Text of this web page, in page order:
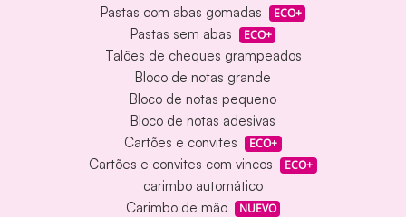
Pastas com abas gomadas ECO+
Pastas sem abas ECO+
Talões de cheques grampeados
Bloco de notas grande
Bloco de notas pequeno
Bloco de notas adesivas
Cartões e convites
ECO+
Cartões e convites com vincos ECO+
carimbo automático
Carimbo de mão
NUEVO